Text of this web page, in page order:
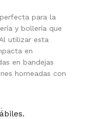
para la
y bollería que
utilizar esta
en
en bandejas
horneadas con